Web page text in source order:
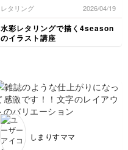
レタリング 2026/04/19
水彩レタリングで描く4season
のイラスト講座
しまりすママ